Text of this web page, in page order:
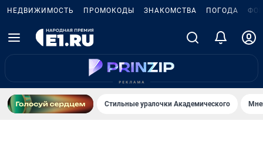
НЕДВИЖИМОСТЬ ПРОМОКОДЫ ЗНАКОМСТВА ПОГОДА
Стильные уралочки Академического